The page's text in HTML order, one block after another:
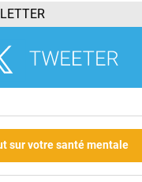
sur votre santé mentale